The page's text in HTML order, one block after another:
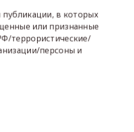
в которых
или признанные
террористические/
персоны и